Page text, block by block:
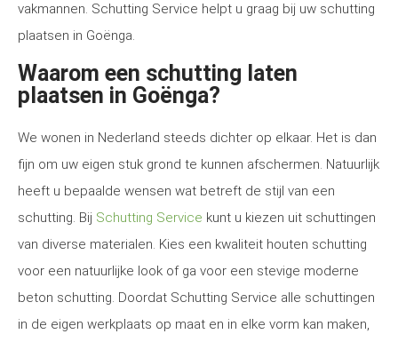
vakmannen. Schutting Service helpt u graag bij uw schutting
plaatsen in Goënga.
Waarom een schutting laten
plaatsen in Goënga?
We wonen in Nederland steeds dichter op elkaar. Het is dan
fijn om uw eigen stuk grond te kunnen afschermen. Natuurlijk
heeft u bepaalde wensen wat betreft de stijl van een
schutting. Bij Schutting Service kunt u kiezen uit schuttingen
van diverse materialen. Kies een kwaliteit houten schutting
voor een natuurlijke look of ga voor een stevige moderne
beton schutting. Doordat Schutting Service alle schuttingen
in de eigen werkplaats op maat en in elke vorm kan maken,